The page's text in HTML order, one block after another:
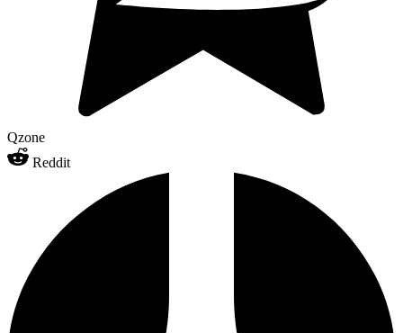
Qzone
Reddit